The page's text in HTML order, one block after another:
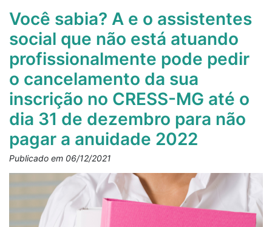
Você sabia? A e o assistentes
social que não está atuando
profissionalmente pode pedir
o cancelamento da sua
inscrição no CRESS-MG até o
dia 31 de dezembro para não
pagar a anuidade 2022
Publicado em 06/12/2021